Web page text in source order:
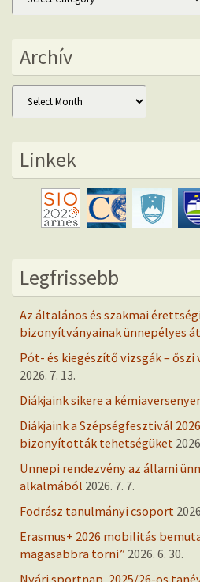
Archív
Archív
Linkek
Legfrissebb
Az általános és szakmai
bizonyítványainak ünnepélyes
Pót- és kiegészítő vizsgák – őszi
2026. 7. 13.
Diákjaink sikere a
Diákjaink a Szépségfesztivál
bizonyították tehetségüket
Ünnepi rendezvény az állami
alkalmából 2026. 7. 7.
Fodrász tanulmányi csoport
Erasmus+ 2026 mobilitás
magasabbra törni” 2026. 6. 30.